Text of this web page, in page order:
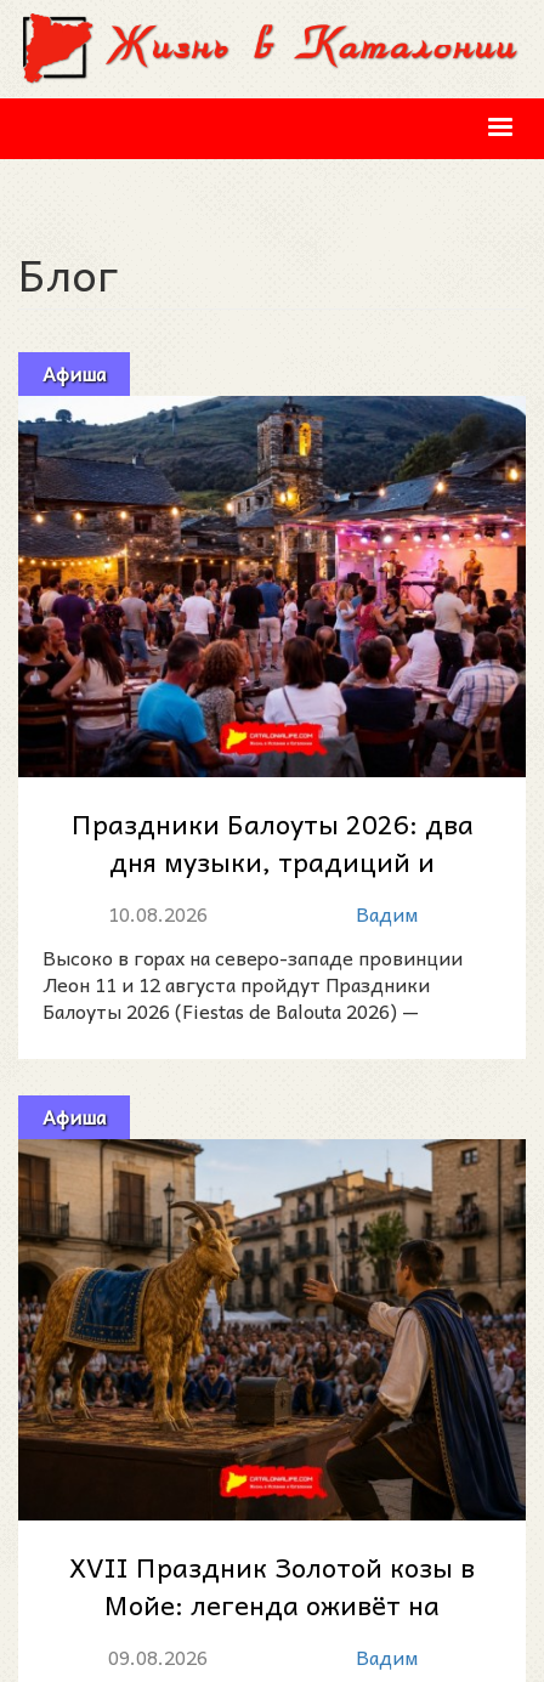
Перейти к основному содержанию
Блог
Афиша
Праздники Балоуты 2026: два
дня музыки, традиций и
деревенской атмосферы в
горах Леона
10.08.2026
Вадим
Высоко в горах на северо-западе провинции
Леон 11 и 12 августа пройдут Праздники
Балоуты 2026 (Fiestas de Balouta 2026) —
Афиша
XVII Праздник Золотой козы в
Мойе: легенда оживёт на
улицах города 10 и 11 августа
09.08.2026
Вадим